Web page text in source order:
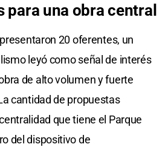
para una obra central
20 oferentes, un
leyó como señal de interés
de alto volumen y fuerte
cantidad de propuestas
que tiene el Parque
del dispositivo de